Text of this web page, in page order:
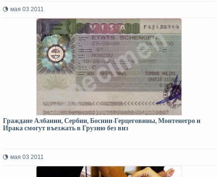
мая 03 2011
Граждане Албании, Сербии, Боснии-Герцеговины, Монтенегро и
Ирака смогут въезжать в Грузию без виз
мая 03 2011